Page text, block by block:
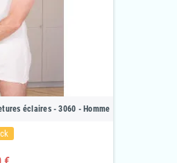
éclaires - 3060 - Homme